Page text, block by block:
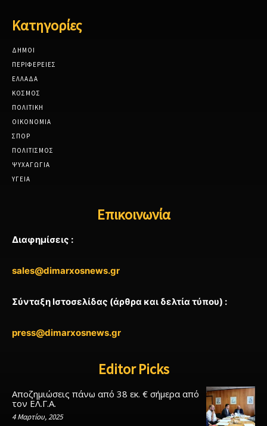
Κατηγορίες
ΔΗΜΟΙ
ΠΕΡΙΦΕΡΕΙΕΣ
ΕΛΛΑΔΑ
ΚΟΣΜΟΣ
ΠΟΛΙΤΙΚΗ
ΟΙΚΟΝΟΜΙΑ
ΣΠΟΡ
ΠΟΛΙΤΙΣΜΟΣ
ΨΥΧΑΓΩΓΙΑ
ΥΓΕΙΑ
Επικοινωνία
Διαφημίσεις :
sales@dimarxosnews.gr
Σύνταξη Ιστοσελίδας (άρθρα και δελτία τύπου) :
press@dimarxosnews.gr
Editor Picks
Αποζημιώσεις πάνω από 38 εκ. € σήμερα από
τον ΕΛ.Γ.Α.
4 Μαρτίου, 2025